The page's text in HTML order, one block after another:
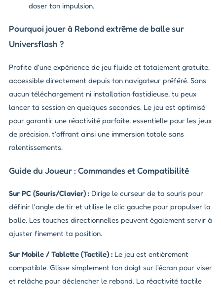
doser ton impulsion.
Pourquoi jouer à Rebond extrême de balle sur
Universflash ?
Profite d'une expérience de jeu fluide et totalement gratuite,
accessible directement depuis ton navigateur préféré. Sans
aucun téléchargement ni installation fastidieuse, tu peux
lancer ta session en quelques secondes. Le jeu est optimisé
pour garantir une réactivité parfaite, essentielle pour les jeux
de précision, t'offrant ainsi une immersion totale sans
ralentissements.
Guide du Joueur : Commandes et Compatibilité
Sur PC (Souris/Clavier) : Dirige le curseur de ta souris pour
définir l'angle de tir et utilise le clic gauche pour propulser la
balle. Les touches directionnelles peuvent également servir à
ajuster finement ta position.
Sur Mobile / Tablette (Tactile) : Le jeu est entièrement
compatible. Glisse simplement ton doigt sur l'écran pour viser
et relâche pour déclencher le rebond. La réactivité tactile